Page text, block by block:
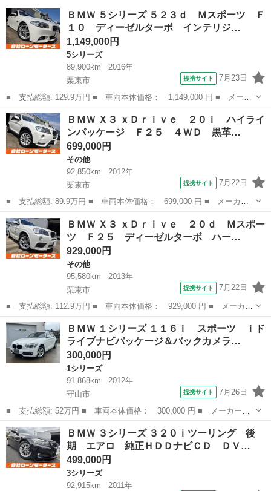
名： ＢＭＷ ■ 車種名： Ｚ４ ■ グレード名： ３．０ｉ ３．
０ｉ ■ 排気量： 3000cc ■ ドア枚数： オープン ■ ミッショ
ン...
大阪 南河内郡
ＢＭＷ ５シリーズ ５２３ｄ Ｍスポーツ Ｆ
１０ ディーゼルターボ インテリジ…
1,149,000円
5シリーズ
89,900km
2016年
栗東市
提携サイト 7月23日
■ 支払総額: 129.9万円 ■ 車両本体価格： 1,149,000 円 ■ メーカ
ー名： ＢＭＷ ■ 車種名： ５シリーズ ■ グレード名： ５２３
ｄ Ｍスポーツ Ｆ１０ ディーゼルターボ インテリジェントセー
フティ ...
滋賀 栗東市
ＢＭＷ Ｘ３ ｘＤｒｉｖｅ ２０ｉ ハイライ
ンパッケージ Ｆ２５ ４ＷＤ 黒革…
699,000円
その他
92,850km
2012年
栗東市
提携サイト 7月22日
■ 支払総額: 89.9万円 ■ 車両本体価格： 699,000 円 ■ メーカー
名： ＢＭＷ ■ 車種名： Ｘ３ ■ グレード名： ｘＤｒｉｖｅ
２０ｉ ハイラインパッケージ Ｆ２５ ４ＷＤ 黒革電動シート
シートヒータ...
滋賀 栗東市
ＢＭＷ Ｘ３ ｘＤｒｉｖｅ ２０ｄ Ｍスポー
ツ Ｆ２５ ディーゼルターボ ハー…
929,000円
その他
95,580km
2013年
栗東市
提携サイト 7月22日
■ 支払総額: 112.9万円 ■ 車両本体価格： 929,000 円 ■ メーカー
名： ＢＭＷ ■ 車種名： Ｘ３ ■ グレード名： ｘＤｒｉｖｅ
２０ｄ Ｍスポーツ Ｆ２５ ディーゼルターボ ハーフレザー パ
ワーバック...
滋賀 栗東市
ＢＭＷ １シリーズ １１６ｉ スポーツ ｉド
ライブナビパッケージ＆バックカメラ…
300,000円
1シリーズ
91,868km
2012年
守山市
提携サイト 7月26日
■ 支払総額: 52万円 ■ 車両本体価格： 300,000 円 ■ メーカー
名： ＢＭＷ ■ 車種名： １シリーズ ■ グレード名： １１６
ｉ スポーツ ｉドライブナビパッケージ＆バックカメラ スポーツ
シート ＥＴＣ プ...
滋賀 守山市
ＢＭＷ ３シリーズ ３２０ｉツーリング 後
期 エアロ 純正ＨＤＤナビＣＤ ＤＶ…
499,000円
3シリーズ
92,915km
2011年